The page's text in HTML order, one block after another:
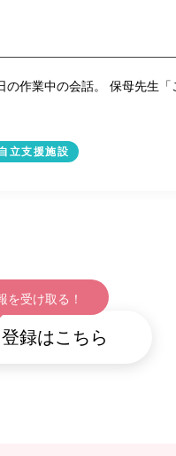
の作業中の会話。 保母先生
立支援施設
を受け取る！
録はこちら